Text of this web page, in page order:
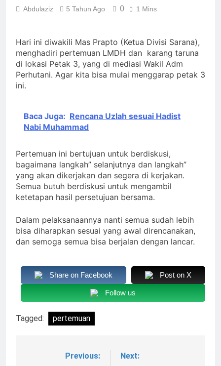
ﷻ TurunMimpi 5 Pemuda
Muslim Indonesia
Sebagai Pembebas Al
Quds
Negara Asing (Bukan
Pakistan) Namun
Tampak Religius:
Isyarat Titik
Kebangkitan Islam
4 Hari Ago
Ujian Pangan :
Uzlah
Mahdi Membutuhkan
Abdulaziz 5 Tahun Ago 0 1 Mins
Hari ini diwakili Mas Prapto (Ketua Divisi Sarana),
menghadiri pertemuan LMDH dan karang taruna
di lokasi Petak 3, yang di mediasi Wakil Adm
Perhutani. Agar kita bisa mulai menggarap petak 3
ini.
Baca Juga: Rencana Uzlah sesuai Hadist
Nabi Muhammad
Pertemuan ini bertujuan untuk berdiskusi,
bagaimana langkah” selanjutnya dan langkah”
yang akan dikerjakan dan segera di kerjakan.
Semua butuh berdiskusi untuk mengambil
ketetapan hasil persetujuan bersama.
Dalam pelaksanaannya nanti semua sudah lebih
bisa diharapkan sesuai yang awal direncanakan,
dan semoga semua bisa berjalan dengan lancar.
Share on Facebook Post on X
Follow us
Tagged: pertemuan
NavigasiPrevious:
Next: